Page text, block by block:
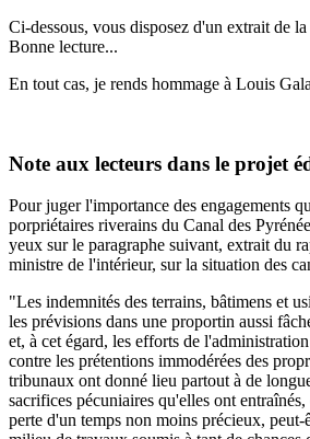
Ci-dessous, vous disposez d'un extrait de
Bonne lecture...
En tout cas, je rends hommage à Louis
Note aux lecteurs dans le projet
Pour juger l'importance des engagements
porpriétaires riverains du Canal des
yeux sur le paragraphe suivant, extrait du
ministre de l'intérieur, sur la situation des
"Les indemnités des terrains, bâtimens et
les prévisions dans une proportin aussi
et, à cet égard, les efforts de
contre les prétentions immodérées des
tribunaux ont donné lieu partout à de
sacrifices pécuniaires qu'elles ont
perte d'un temps non moins précieux, peut-